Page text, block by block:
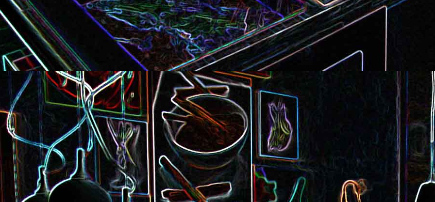
Croque-monsieur à la viande
des grisons, au Comté et aux
noix
Croque-madame aux
épinards et au gingembre Smoothie à l'orange et à la
mangue
Curry de pois
Tarte amandine
Pizza à la choucroute, aux
lardons et au cumin Crème de poivron aux noix Cake au saucisson